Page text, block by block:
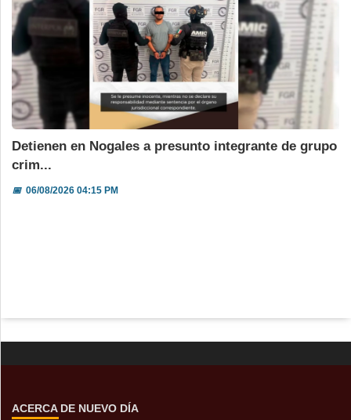
Detienen en Nogales a presunto integrante de grupo
crim...
📅06/08/2026 04:15 PM
ACERCA DE NUEVO DÍA